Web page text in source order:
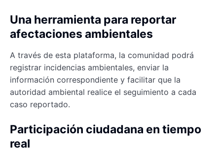
Una herramienta para reportar
afectaciones ambientales
A través de esta plataforma, la comunidad podrá
registrar incidencias ambientales, enviar la
información correspondiente y facilitar que la
autoridad ambiental realice el seguimiento a cada
caso reportado.
Participación ciudadana en tiempo
real